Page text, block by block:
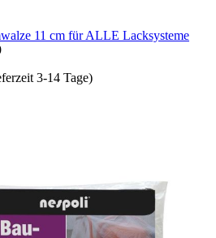
11 cm für ALLE Lacksysteme
3-14 Tage)